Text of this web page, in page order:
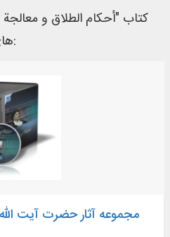
های کتابخانه ای زیر وجود دارد:
مجموعه آثار حضرت آیت